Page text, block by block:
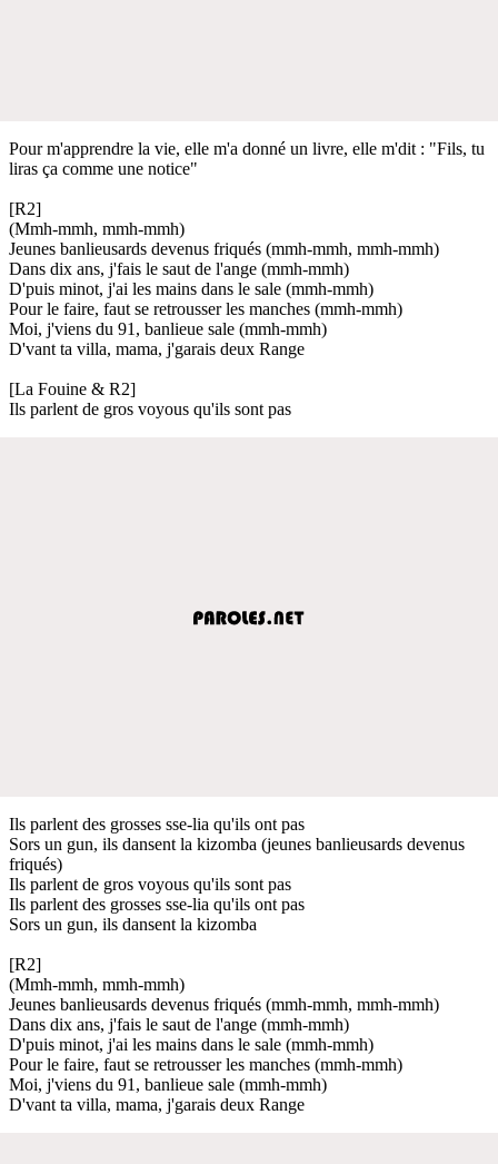
Pour m'apprendre la vie, elle m'a donné un livre, elle m'dit : "Fils, tu
liras ça comme une notice"
[R2]
(Mmh-mmh, mmh-mmh)
Jeunes banlieusards devenus friqués (mmh-mmh, mmh-mmh)
Dans dix ans, j'fais le saut de l'ange (mmh-mmh)
D'puis minot, j'ai les mains dans le sale (mmh-mmh)
Pour le faire, faut se retrousser les manches (mmh-mmh)
Moi, j'viens du 91, banlieue sale (mmh-mmh)
D'vant ta villa, mama, j'garais deux Range
[La Fouine & R2]
Ils parlent de gros voyous qu'ils sont pas
Ils parlent des grosses sse-lia qu'ils ont pas
Sors un gun, ils dansent la kizomba (jeunes banlieusards devenus
friqués)
Ils parlent de gros voyous qu'ils sont pas
Ils parlent des grosses sse-lia qu'ils ont pas
Sors un gun, ils dansent la kizomba
[R2]
(Mmh-mmh, mmh-mmh)
Jeunes banlieusards devenus friqués (mmh-mmh, mmh-mmh)
Dans dix ans, j'fais le saut de l'ange (mmh-mmh)
D'puis minot, j'ai les mains dans le sale (mmh-mmh)
Pour le faire, faut se retrousser les manches (mmh-mmh)
Moi, j'viens du 91, banlieue sale (mmh-mmh)
D'vant ta villa, mama, j'garais deux Range